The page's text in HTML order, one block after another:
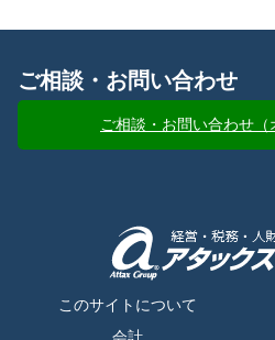
ご相談・お問い合わせ
ご相談・お問い合わせ（
このサイトについて